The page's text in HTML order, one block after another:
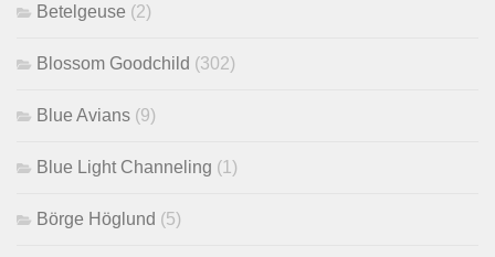
Betelgeuse (2)
Blossom Goodchild (302)
Blue Avians (9)
Blue Light Channeling (1)
Börge Höglund (5)